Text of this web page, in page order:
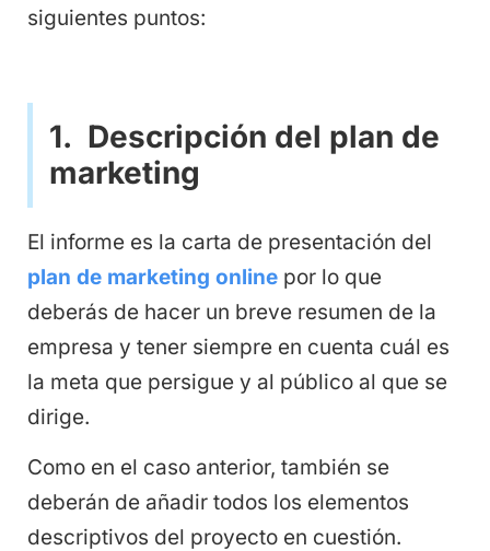
siguientes puntos:
1. Descripción del plan de
marketing
El informe es la carta de presentación del
plan de marketing online por lo que
deberás de hacer un breve resumen de la
empresa y tener siempre en cuenta cuál es
la meta que persigue y al público al que se
dirige.
Como en el caso anterior, también se
deberán de añadir todos los elementos
descriptivos del proyecto en cuestión.